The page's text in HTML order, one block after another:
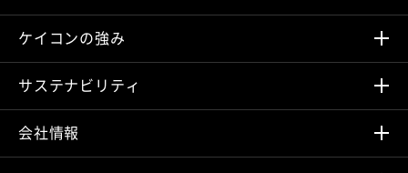
ケイコンの強み
サステナビリティ
会社情報